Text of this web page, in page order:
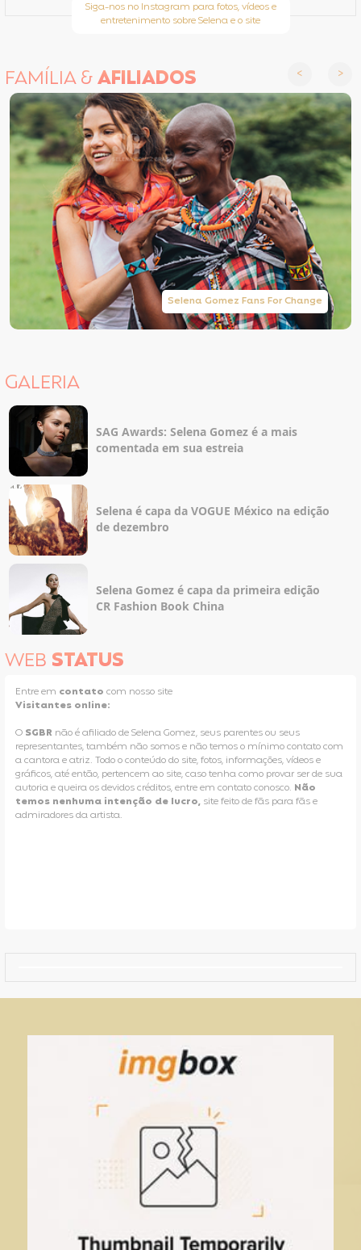
Siga-nos no Instagram para fotos, vídeos e
entretenimento sobre Selena e o site
FAMÍLIA &AFILIADOS
Selena Gomez Fans For Change
GALERIA
SAG Awards: Selena Gomez é a mais
comentada em sua estreia
Selena é capa da VOGUE México na edição
de dezembro
Selena Gomez é capa da primeira edição
CR Fashion Book China
WEB STATUS
Entre em contato com nosso site
Visitantes online:
O SGBR não é afiliado de Selena Gomez, seus parentes ou seus
representantes, também não somos e não temos o mínimo contato com
a cantora e atriz. Todo o conteúdo do site, fotos, informações, vídeos e
gráficos, até então, pertencem ao site, caso tenha como provar ser de sua
autoria e queira os devidos créditos, entre em contato conosco. Não
temos nenhuma intenção de lucro, site feito de fãs para fãs e
admiradores da artista.